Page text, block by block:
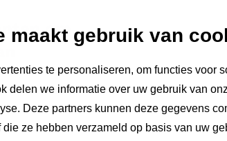
maakt gebruik van
te personaliseren, om functies voor
delen we informatie over uw gebruik van
Deze partners kunnen deze gegevens
ze hebben verzameld op basis van uw
om